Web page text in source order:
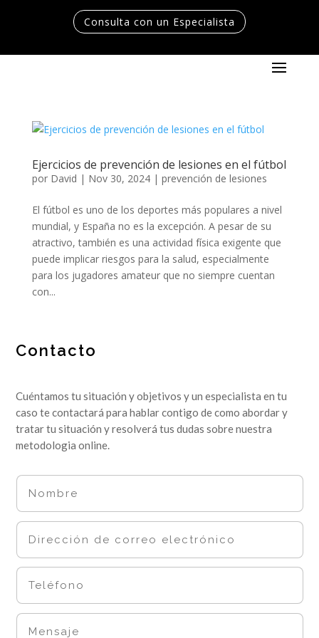
Consulta con un Especialista
Ejercicios de prevención de lesiones en el fútbol
por David | Nov 30, 2024| prevención de lesiones
El fútbol es uno de los deportes más populares a nivel
mundial, y España no es la excepción. A pesar de su
atractivo, también es una actividad física exigente que
puede implicar riesgos para la salud, especialmente
para los jugadores amateur que no siempre cuentan
con...
Contacto
Cuéntamos tu situación y objetivos y un especialista en tu
caso te contactará para hablar contigo de como abordar y
tratar tu situación y resolverá tus dudas sobre nuestra
metodologia online.